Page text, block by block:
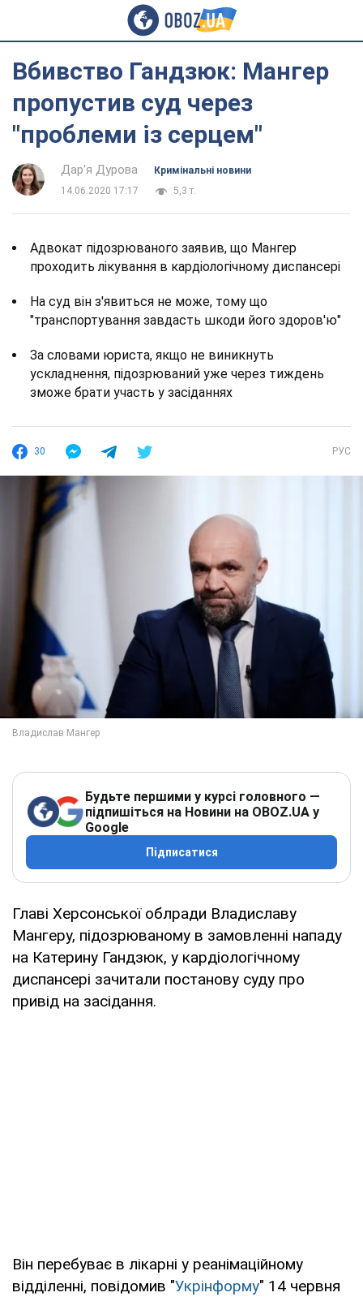
Вбивство Гандзюк: Мангер
пропустив суд через
"проблеми із серцем"
Дар'я Дурова
Кримінальні новини
14.06.2020 17:17
5,3 т.
Адвокат підозрюваного заявив, що Мангер
проходить лікування в кардіологічному диспансері
На суд він з'явиться не може, тому що
"транспортування завдасть шкоди його здоров'ю"
За словами юриста, якщо не виникнуть
ускладнення, підозрюваний уже через тиждень
зможе брати участь у засіданнях
30 РУС
Будьте першими у курсі головного —
підпишіться на Новини на OBOZ.UA у
Google
Підписатися
Главі Херсонської облради Владиславу
Мангеру, підозрюваному в замовленні нападу
на Катерину Гандзюк, у кардіологічному
диспансері зачитали постанову суду про
привід на засідання.
Він перебуває в лікарні у реанімаційному
відділенні, повідомив "Укрінформу" 14 червня